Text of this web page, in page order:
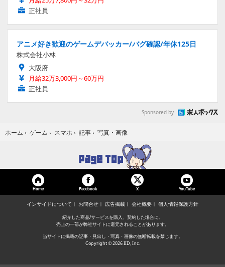
正社員
アニメ好き歓迎のゲームデバッカー/バグ確認/年休125日
株式会社小林
大阪府
月給32万3,000円～60万円
正社員
Sponsored by
ホーム › ゲーム › スマホ › 記事 › 写真・画像
Home Facebook X YouTube
インサイドについて お問合せ 広告掲載 会社概要 個人情報保護方針
紹介した商品/サービスを購入、契約した場合に、
売上の一部が弊社サイトに還元されることがあります。
当サイトに掲載の記事・見出し・写真・画像の無断転載を禁じます。
Copyright © 2026 IID, Inc.